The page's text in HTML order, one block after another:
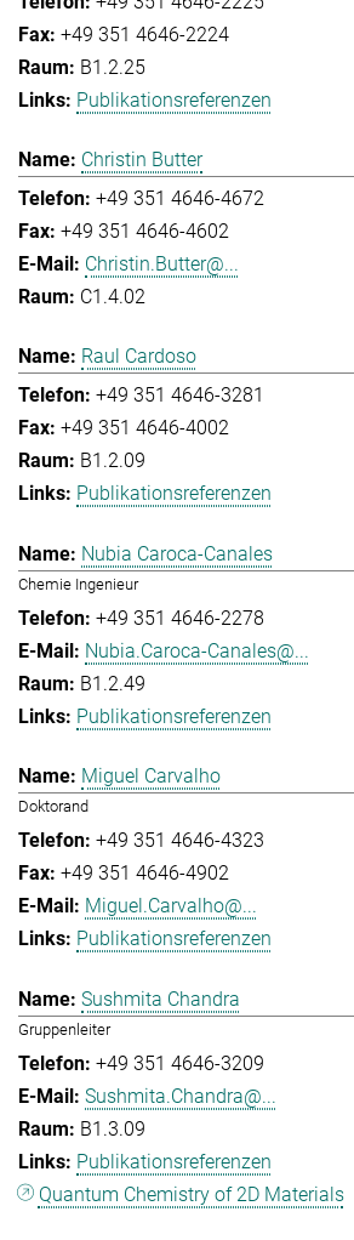
+49 351 4646-2224
B1.2.25
Publikationsreferenzen
Christin Butter
+49 351 4646-4672
+49 351 4646-4602
Christin.Butter@...
C1.4.02
Raul Cardoso
+49 351 4646-3281
+49 351 4646-4002
B1.2.09
Publikationsreferenzen
Nubia Caroca-Canales
Chemie Ingenieur
+49 351 4646-2278
Nubia.Caroca-Canales@...
B1.2.49
Publikationsreferenzen
Miguel Carvalho
Doktorand
+49 351 4646-4323
+49 351 4646-4902
Miguel.Carvalho@...
Publikationsreferenzen
Sushmita Chandra
Gruppenleiter
+49 351 4646-3209
Sushmita.Chandra@...
B1.3.09
Publikationsreferenzen
Quantum Chemistry of 2D Materials